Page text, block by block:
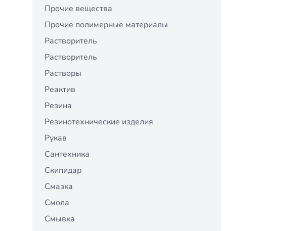
Прочие вещества
Прочие полимерные материалы
Растворитель
Растворитель
Растворы
Реактив
Резина
Резинотехнические изделия
Рукав
Сантехника
Скипидар
Смазка
Смола
Смывка